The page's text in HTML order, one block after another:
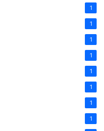
1
1
1
1
1
1
1
1